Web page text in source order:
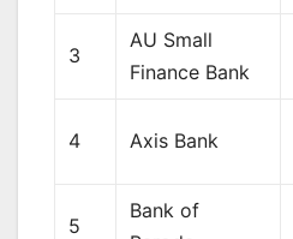
3
AU Small
Finance Bank
4 Axis Bank
5
Bank of